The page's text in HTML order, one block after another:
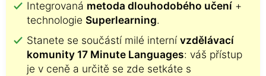
Integrovaná metoda dlouhodobého učení +
technologie Superlearning.
Stanete se součástí milé internívzdělávací
komunity 17 Minute Languages: váš přístup
je v ceně a určitě se zde setkáte s